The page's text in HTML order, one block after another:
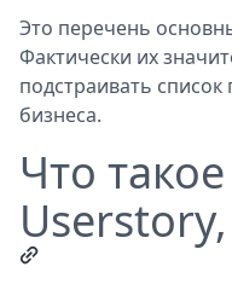
Это перечень
Фактически их
подстраивать
бизнеса.
Что
Userstory,